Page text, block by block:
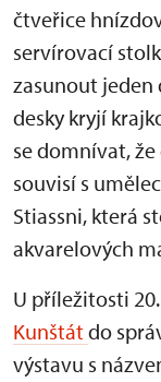
čtveřice
servírovací
zasunout
desky kryjí
se domnívat,
souvisí s
Stiassni, která
akvarelových
U příležitosti
Kunštátdo
výstavu s